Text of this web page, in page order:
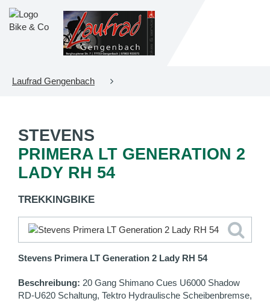
Laufrad Gengenbach
STEVENS
PRIMERA LT GENERATION 2
LADY RH 54
TREKKINGBIKE
Stevens Primera LT Generation 2 Lady RH 54
Beschreibung: 20 Gang Shimano Cues U6000 Shadow
RD-U620 Schaltung, Tektro Hydraulische Scheibenbremse,